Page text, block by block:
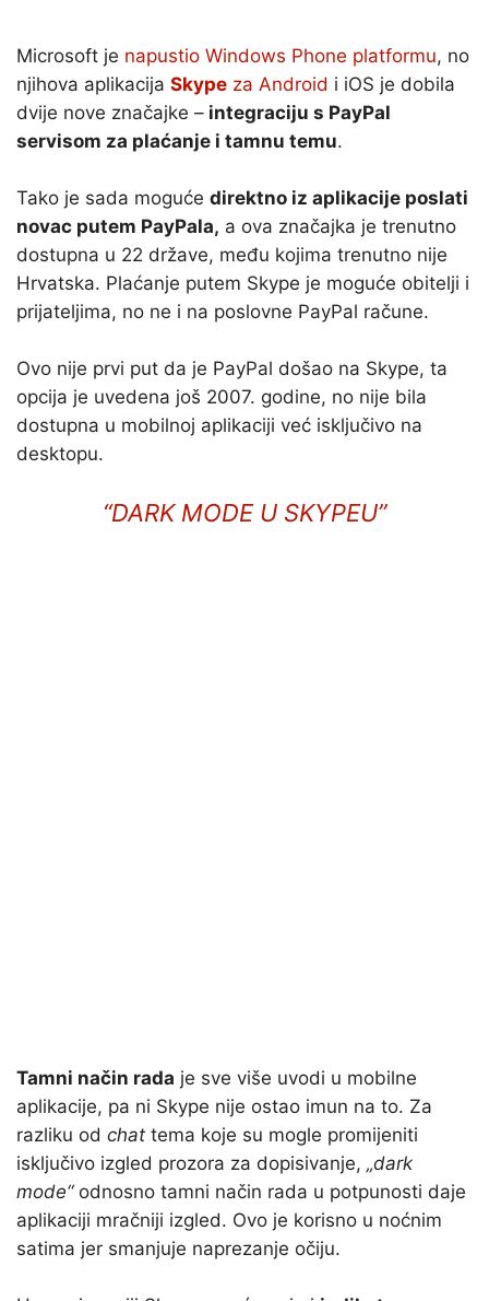
Microsoft je napustio Windows Phone platformu, no
njihova aplikacija Skype za Android i iOS je dobila
dvije nove značajke – integraciju s PayPal
servisom za plaćanje i tamnu temu.
Tako je sada moguće direktno iz aplikacije poslati
novac putem PayPala, a ova značajka je trenutno
dostupna u 22 države, među kojima trenutno nije
Hrvatska. Plaćanje putem Skype je moguće obitelji i
prijateljima, no ne i na poslovne PayPal račune.
Ovo nije prvi put da je PayPal došao na Skype, ta
opcija je uvedena još 2007. godine, no nije bila
dostupna u mobilnoj aplikaciji već isključivo na
desktopu.
“DARK MODEU SKYPEU”
Tamni način rada je sve više uvodi u mobilne
aplikacije, pa ni Skype nije ostao imun na to. Za
razliku od chat tema koje su mogle promijeniti
isključivo izgled prozora za dopisivanje, „dark
mode“odnosno tamni način rada u potpunosti daje
aplikaciji mračniji izgled. Ovo je korisno u noćnim
satima jer smanjuje naprezanje očiju.